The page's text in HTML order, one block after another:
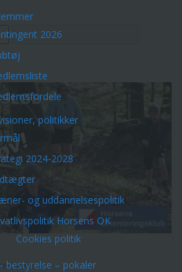
2026
politikker
2024-2028
og uddannelsespolitik
Horsens OK
Cookies politik
bestyrelse – pokaler